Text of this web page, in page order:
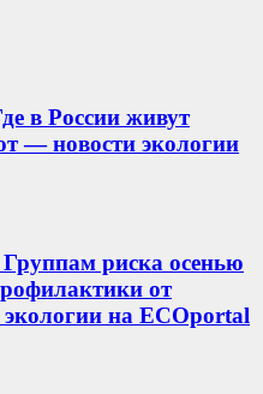
в России живут
— новости экологии
риска осенью
от
на ECOportal